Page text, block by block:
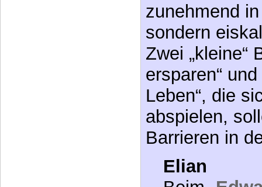
Wie die
Köpfen
Die
Menschen
zunehmend
sondern
Zwei „kleine“
ersparen“
Leben“, die